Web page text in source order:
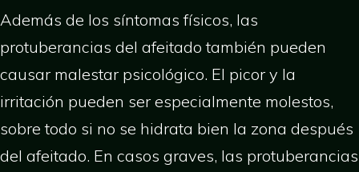
Además de los síntomas físicos, las
protuberancias del afeitado también pueden
causar malestar psicológico. El picor y la
irritación pueden ser especialmente molestos,
sobre todo si no se hidrata bien la zona después
del afeitado. En casos graves, las protuberancias